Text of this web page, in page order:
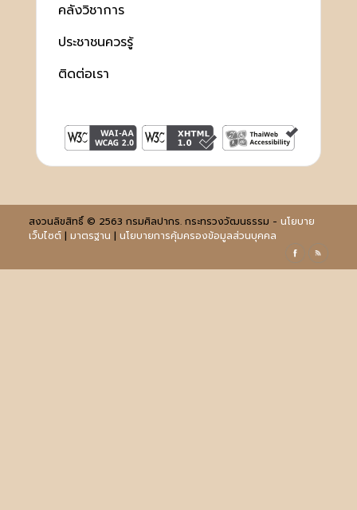
คลังวิชาการ
ประชาชนควรรู้
ติดต่อเรา
สงวนลิขสิทธิ์ © 2563 กรมศิลปากร. กระทรวงวัฒนธรรม - นโยบาย
เว็บไซต์| มาตรฐาน | นโยบายการคุ้มครองข้อมูลส่วนบุคคล